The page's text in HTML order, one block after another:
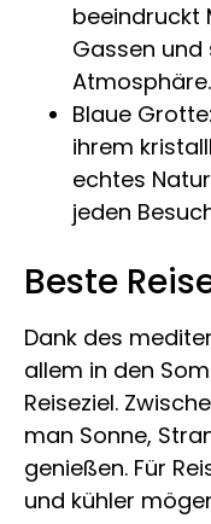
beeindruckt
Gassen und
Atmosphäre.
Blaue
ihrem
echtes
jeden
Beste
Dank des
allem in den
Reiseziel.
man Sonne,
genießen. Für
und kühler